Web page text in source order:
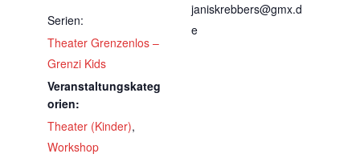
Serien:
Theater Grenzenlos –
Grenzi Kids
Veranstaltungskateg
orien:
Theater (Kinder),
Workshop
janiskrebbers@gmx.d
e